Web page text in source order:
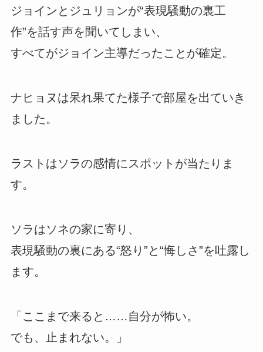
ジョインとジュリョンが“表現騒動の裏工
作”を話す声を聞いてしまい、
すべてがジョイン主導だったことが確定。
ナヒョヌは呆れ果てた様子で部屋を出ていき
ました。
ラストはソラの感情にスポットが当たりま
す。
ソラはソネの家に寄り、
表現騒動の裏にある“怒り”と“悔しさ”を吐露し
ます。
「ここまで来ると……自分が怖い。
でも、止まれない。」